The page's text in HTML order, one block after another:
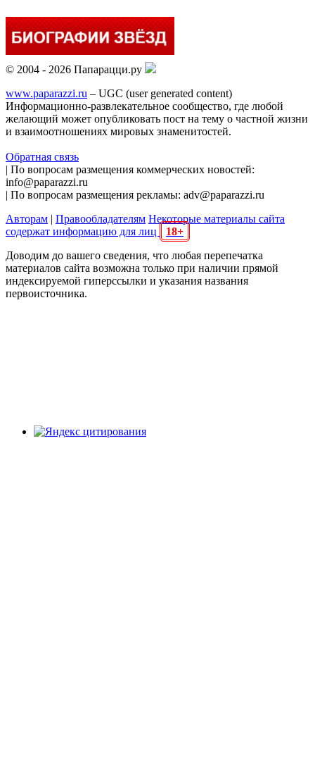
© 2004 - 2026 Папарацци.ру
www.paparazzi.ru – UGC (user generated content)
Информационно-развлекательное сообщество, где любой
желающий может опубликовать пост на тему о частной жизни
и взаимоотношениях мировых знаменитостей.
Обратная связь
| По вопросам размещения коммерческих новостей:
info@paparazzi.ru
| По вопросам размещения рекламы: adv@paparazzi.ru
Авторам | Правообладателям Некоторые материалы сайта
содержат информацию для лиц
18+
Доводим до вашего сведения, что любая перепечатка
материалов сайта возможна только при наличии прямой
индексируемой гиперссылки и указания названия
первоисточника.